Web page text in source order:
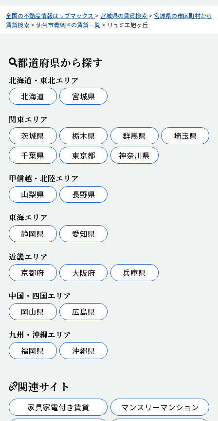
全国の不動産情報はリブマックス > 宮城県の賃貸検索 > 宮城県の市区町村から
賃貸検索 > 仙台市青葉区の賃貸一覧 > リュミエ旭ヶ丘
都道府県から探す
北海道・東北エリア
北海道
宮城県
関東エリア
茨城県
栃木県 群馬県
埼玉県
千葉県
東京都 神奈川県
甲信越・北陸エリア
山梨県
長野県
東海エリア
静岡県
愛知県
近畿エリア
京都府
大阪府 兵庫県
中国・四国エリア
岡山県
広島県
九州・沖縄エリア
福岡県
沖縄県
関連サイト
家具家電付き賃貸
マンスリーマンション